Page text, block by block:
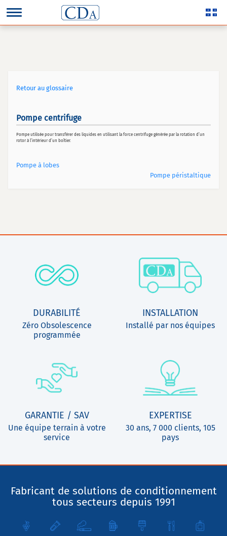
Retour au glossaire
Pompe centrifuge
Pompe utilisée pour transférer des liquides en utilisant la force centrifuge générée par la rotation d’un
rotor à l’intérieur d’un boîtier.
Pompe à lobes
Pompe péristaltique
DURABILITÉ
Zéro Obsolescence
programmée
INSTALLATION
Installé par nos équipes
GARANTIE / SAV
Une équipe terrain à votre
service
EXPERTISE
30 ans, 7 000 clients, 105
pays
Fabricant de solutions de conditionnement
tous secteurs depuis 1991